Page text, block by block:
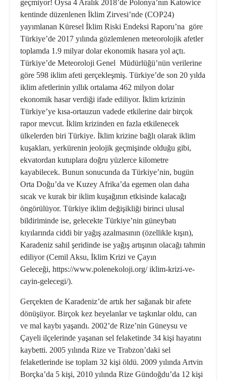
geçmiyor! Oysa 4 Aralık 2018’de Polonya’nın Katowice
kentinde düzenlenen İklim Zirvesi’nde (COP24)
yayımlanan Küresel İklim Riski Endeksi Raporu’na göre
Türkiye’de 2017 yılında gözlemlenen meteorolojik afetler
toplamda 1.9 milyar dolar ekonomik hasara yol açtı.
Türkiye’de Meteoroloji Genel Müdürlüğü’nün verilerine
göre 598 iklim afeti gerçekleşmiş. Türkiye’de son 20 yılda
iklim afetlerinin yıllık ortalama 462 milyon dolar
ekonomik hasar verdiği ifade ediliyor. İklim krizinin
Türkiye’ye kısa-ortauzun vadede etkilerine dair birçok
rapor mevcut. İklim krizinden en fazla etkilenecek
ülkelerden biri Türkiye. İklim krizine bağlı olarak iklim
kuşakları, yerkürenin jeolojik geçmişinde olduğu gibi,
ekvatordan kutuplara doğru yüzlerce kilometre
kayabilecek. Bunun sonucunda da Türkiye’nin, bugün
Orta Doğu’da ve Kuzey Afrika’da egemen olan daha
sıcak ve kurak bir iklim kuşağının etkisinde kalacağı
öngörülüyor. Türkiye iklim değişikliği birinci ulusal
bildiriminde ise, gelecekte Türkiye’nin güneybatı
kıyılarında ciddi bir yağış azalmasının (özellikle kışın),
Karadeniz sahil şeridinde ise yağış artışının olacağı tahmin
ediliyor (Cemil Aksu, İklim Krizi ve Çayın
Geleceği, https://www.polenekoloji.org/ iklim-krizi-ve-
cayin-gelecegi/).
Gerçekten de Karadeniz’de artık her sağanak bir afete
dönüşüyor. Birçok kez heyelanlar ve taşkınlar oldu, can
ve mal kaybı yaşandı. 2002’de Rize’nin Güneysu ve
Çayeli ilçelerinde yaşanan sel felaketinde 34 kişi hayatını
kaybetti. 2005 yılında Rize ve Trabzon’daki sel
felaketlerinde ise toplam 32 kişi öldü. 2009 yılında Artvin
Borçka’da 5 kişi, 2010 yılında Rize Gündoğdu’da 12 kişi